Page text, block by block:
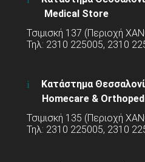
Medical Store
Τσιμισκή 137 (Περιοχή
Τηλ: 2310 225005, 2310
Κατάστημα
Homecare &
Τσιμισκή 135 (Περιοχή
Τηλ: 2310 225005, 2310